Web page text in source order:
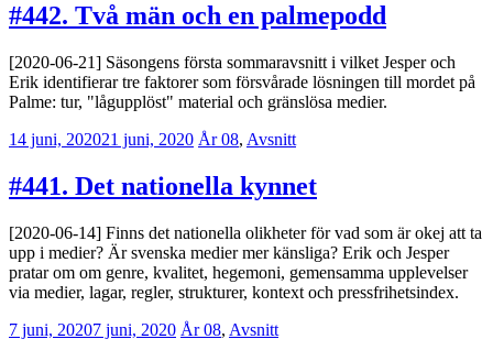
#442. Två män och en palmepodd
[2020-06-21] Säsongens första sommaravsnitt i vilket Jesper och
Erik identifierar tre faktorer som försvårade lösningen till mordet på
Palme: tur, "lågupplöst" material och gränslösa medier.
14 juni, 202021 juni, 2020 Erik
År 08, Avsnitt
#441. Det nationella kynnet
[2020-06-14] Finns det nationella olikheter för vad som är okej att ta
upp i medier? Är svenska medier mer känsliga? Erik och Jesper
pratar om om genre, kvalitet, hegemoni, gemensamma upplevelser
via medier, lagar, regler, strukturer, kontext och pressfrihetsindex.
7 juni, 20207 juni, 2020 Erik
År 08, Avsnitt